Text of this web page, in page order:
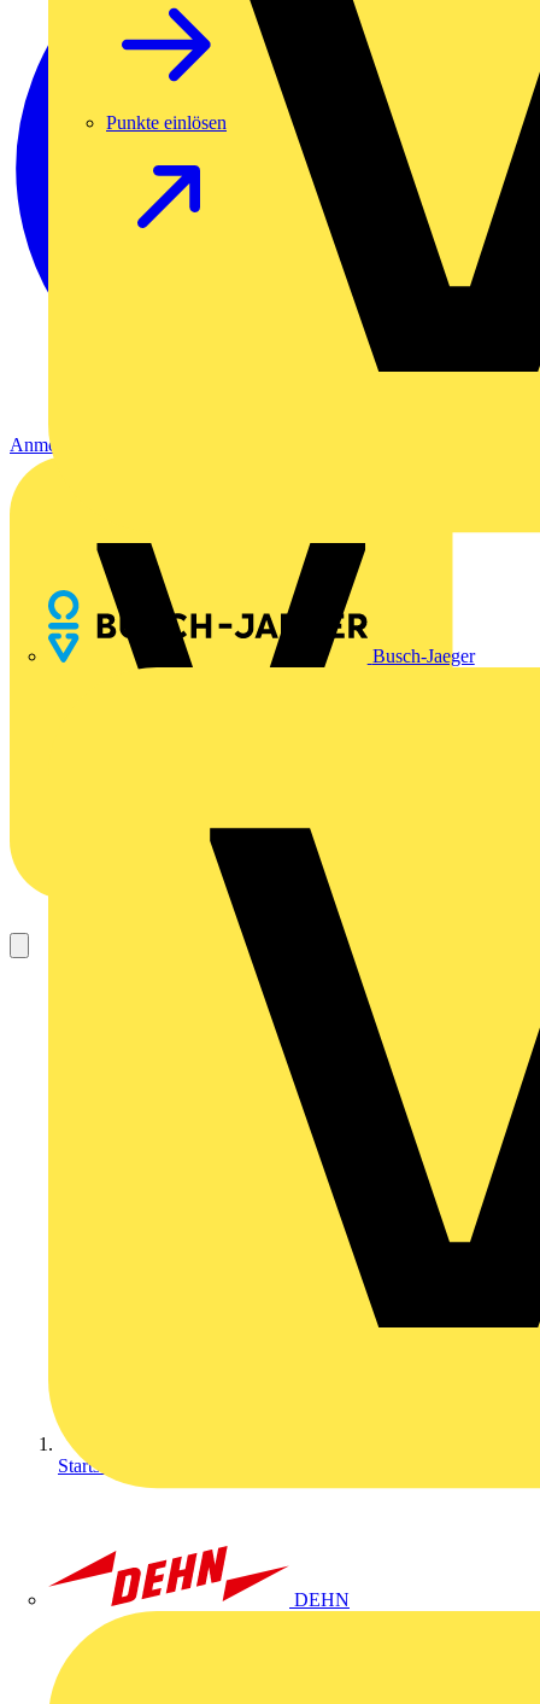
Busch-Jaeger
DEHN
Punkte einlösen
Anmelden
Startseite